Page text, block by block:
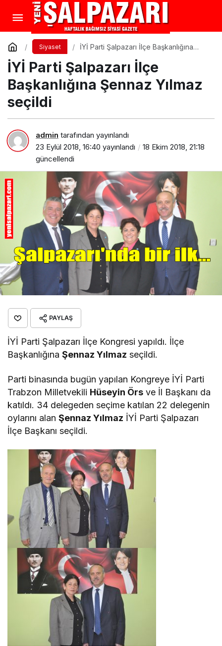
Siyaset
İYİ Parti Şalpazarı İlçe Başkanlığına
İYİ Parti Şalpazarı İlçe
Başkanlığına Şennaz Yılmaz
seçildi
admin tarafından yayınlandı
23 Eylül 2018, 16:40 yayınlandı
18 Ekim 2018, 21:18
güncellendi
PAYLAŞ
İYİ Parti Şalpazarı İlçe Kongresi yapıldı. İlçe
BaşkanlığınaŞennaz Yılmaz seçildi.
Parti binasında bugün yapılan Kongreye İYİ Parti
Trabzon Milletvekili Hüseyin Örs ve İl Başkanı da
katıldı. 34 delegeden seçime katılan 22 delegenin
oylarını alanŞennaz Yılmaz İYİ Parti Şalpazarı
İlçe Başkanı seçildi.